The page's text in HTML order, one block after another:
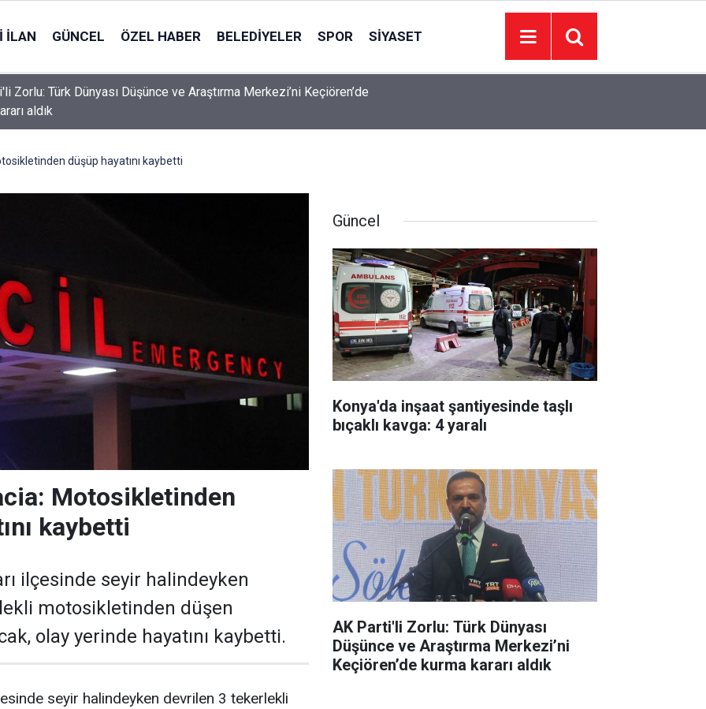
İLAN GÜNCEL ÖZEL HABER BELEDIYELER SPOR SIYASET
Zorlu: Türk Dünyası Düşünce ve Araştırma Merkezi’ni Keçiören’de
aldık
düşüp hayatını kaybetti
Motosikletinden
kaybetti
ilçesinde seyir halindeyken
motosikletinden düşen
olay yerinde hayatını kaybetti.
seyir halindeyken devrilen 3 tekerlekli
Güncel
Konya'da inşaat şantiyesinde taşlı
bıçaklı kavga: 4 yaralı
AK Parti'li Zorlu: Türk Dünyası
Düşünce ve Araştırma Merkezi’ni
Keçiören’de kurma kararı aldık